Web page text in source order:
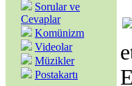
Sorular ve
Cevaplar
Komünizm
Videolar
Müzikler
Postakartı